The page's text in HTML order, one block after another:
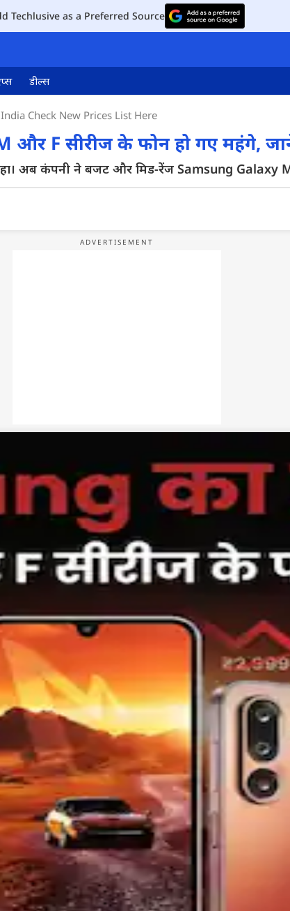
Techlusive as a Preferred Source
डील्स
Check New Prices List Here
और F सीरीज के फोन हो गए महंगे,
अब कंपनी ने बजट और मिड-रेंज Samsung Galaxy